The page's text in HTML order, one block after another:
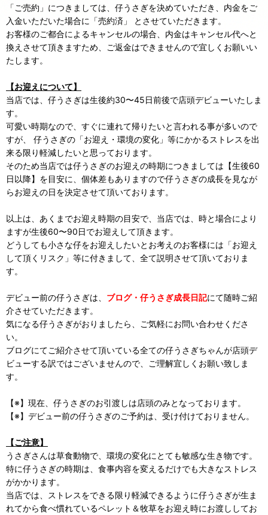
「ご売約」につきましては、仔うさぎを決めていただき、内金をご
入金いただいた場合に「売約済」 とさせていただきます。
お客様のご都合によるキャンセルの場合、内金はキャンセル代へと
換えさせて頂きますため、ご返金はできませんので宜しくお願いい
たします。
【お迎えについて】
当店では、仔うさぎは生後約30〜45日前後で店頭デビューいたしま
す。
可愛い時期なので、すぐに連れて帰りたいと言われる事が多いので
すが、 仔うさぎの「お迎え・環境の変化」等にかかるストレスを出
来る限り軽減したいと思っております。
そのため当店では仔うさぎのお迎えの時期につきましては【生後60
日以降】を目安に、個体差もありますので仔うさぎの成長を見なが
らお迎えの日を決定させて頂いております。
以上は、あくまでお迎え時期の目安で、当店では、時と場合により
ますが生後60〜90日でお迎えして頂きます。
どうしても小さな仔をお迎えしたいとお考えのお客様には「お迎え
して頂くリスク」等に付きまして、全て説明させて頂いておりま
す。
デビュー前の仔うさぎは、 ブログ・仔うさぎ成長日記にて随時ご紹
介させていただきます。
気になる仔うさぎがおりましたら、ご気軽にお問い合わせくださ
い。
ブログにてご紹介させて頂いている全ての仔うさぎちゃんが店頭デ
ビューする訳ではございませんので、ご理解宜しくお願い致しま
す。
【※】現在、仔うさぎのお引渡しは店頭のみとなっております。
【※】デビュー前の仔うさぎのご予約は、受け付けておりません。
【ご注意】
うさぎさんは草食動物で、環境の変化にとても敏感な生き物です。
特に仔うさぎの時期は、食事内容を変えるだけでも大きなストレス
がかかります。
当店では、ストレスをできる限り軽減できるように仔うさぎが生ま
れてから食べ慣れているペレット＆牧草をお迎え時にお渡ししてお